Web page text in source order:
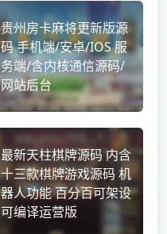
贵州房卡麻将更新版源
码 手机端/安卓/IOS 服
务端/含内核通信源码/
网站后台
最新天柱棋牌源码 内含
十三款棋牌游戏源码 机
器人功能 百分百可架设
可编译运营版